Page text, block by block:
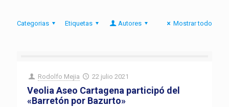
Categorias Etiquetas Autores Mostrar todo
Rodolfo Mejia 22 julio 2021
Veolia Aseo Cartagena participó del
«Barretón por Bazurto»